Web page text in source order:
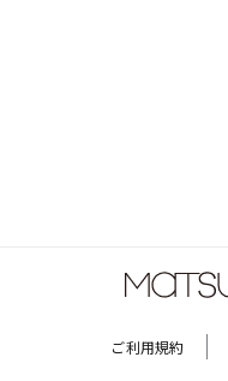
ご利用規約